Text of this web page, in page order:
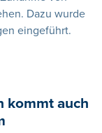
Dazu wurde
eingeführt.
kommt auch